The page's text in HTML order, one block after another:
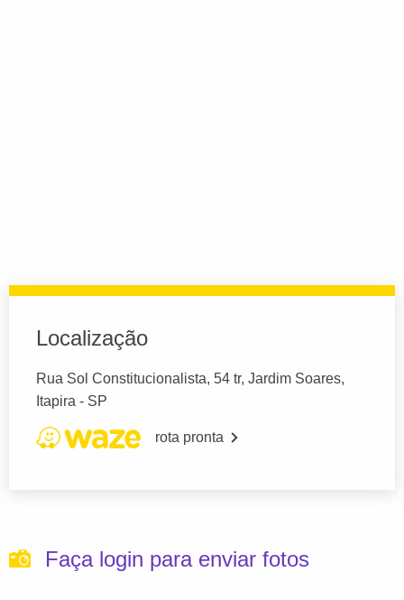
Localização
Rua Sol Constitucionalista, 54 tr, Jardim Soares,
Itapira - SP
rota pronta
Faça login para enviar fotos